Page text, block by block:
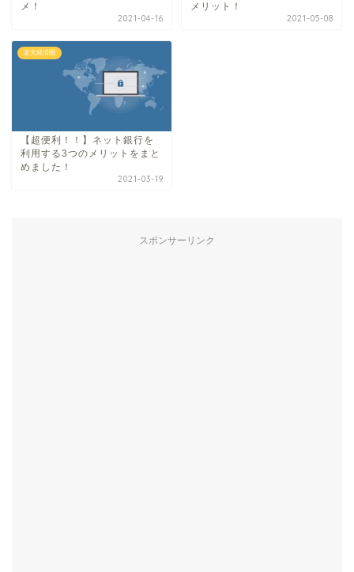
メ！
2021-04-16
メリット！
2021-05-08
楽天経済圏
【超便利！！】ネット銀行を
利用する3つのメリットをまと
めました！
2021-03-19
スポンサーリンク